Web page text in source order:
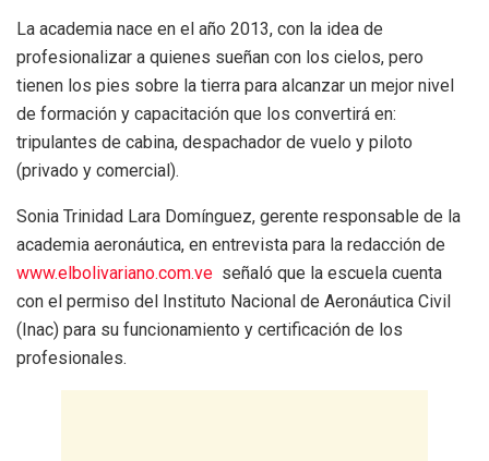
La academia nace en el año 2013, con la idea de
profesionalizar a quienes sueñan con los cielos, pero
tienen los pies sobre la tierra para alcanzar un mejor nivel
de formación y capacitación que los convertirá en:
tripulantes de cabina, despachador de vuelo y piloto
(privado y comercial).
Sonia Trinidad Lara Domínguez, gerente responsable de la
academia aeronáutica, en entrevista para la redacción de
www.elbolivariano.com.ve señaló que la escuela cuenta
con el permiso del Instituto Nacional de Aeronáutica Civil
(Inac) para su funcionamiento y certificación de los
profesionales.